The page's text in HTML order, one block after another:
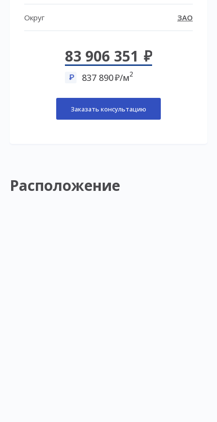
Округ ЗАО
83 906 351
837 890 /м2
Заказать консультацию
Расположение